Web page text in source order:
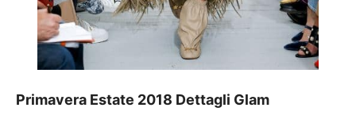
Primavera Estate 2018 Dettagli Glam